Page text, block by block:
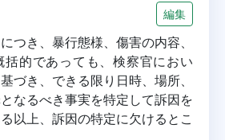
編集
つき、暴行態様、傷害の内容、
的であっても、検察官におい
づき、できる限り日時、場所、
なるべき事実を特定して訴因を
以上、訴因の特定に欠けるとこ